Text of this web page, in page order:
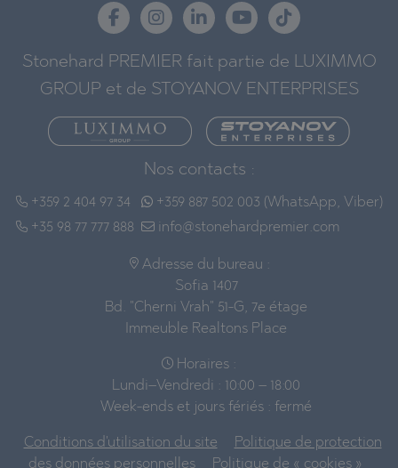
Stonehard PREMIER fait partie de LUXIMMO
GROUP et de STOYANOV ENTERPRISES
Nos contacts :
+359 2 404 97 34
+35 98 77 777 888
+359 887 502 003 (WhatsApp, Viber)
info@stonehardpremier.com
Adresse du bureau :
Sofia 1407
Bd. "Cherni Vrah" 51-G, 7e étage
Immeuble Realtons Place
Horaires :
Lundi–Vendredi : 10:00 – 18:00
Week-ends et jours fériés : fermé
Conditions d'utilisation du site
Politique de protection
des données personnelles
Politique de « cookies »